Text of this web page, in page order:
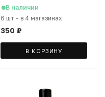
lotion Chocolate, 230 мл
В наличии
6 шт - в 4 магазинах
350 ₽
В КОРЗИНУ